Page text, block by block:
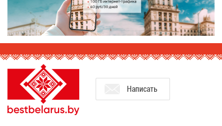
На­пи­сать